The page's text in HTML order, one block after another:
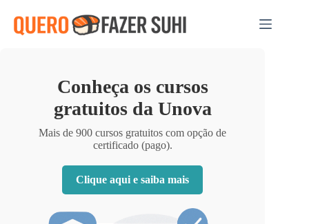
para
Conheça os cursos
gratuitos da Unova
Mais de 900 cursos gratuitos com opção de
certificado (pago).
Clique aqui e saiba mais